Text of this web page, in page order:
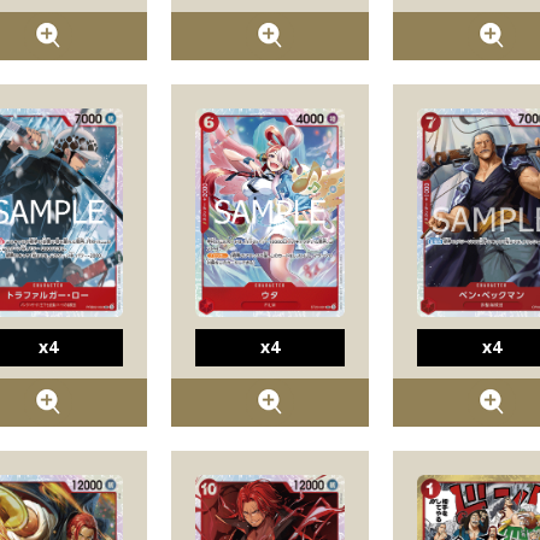
x4 x4 x4